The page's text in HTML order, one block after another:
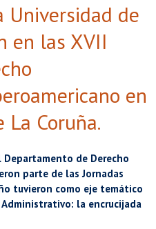
Estudiantes
Universidad de
en las XVII
en
Coruña.
de Derecho
parte de las Jornadas
tuvieron como eje temático
la encrucijada